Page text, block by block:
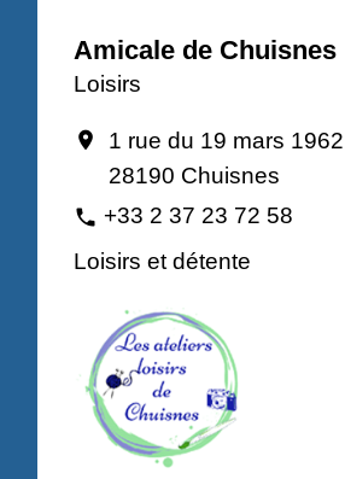
Amicale de Chuisnes
Loisirs
location_on
1 rue du 19 mars 1962
28190 Chuisnes
phone +33 2 37 23 72 58
Loisirs et détente